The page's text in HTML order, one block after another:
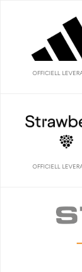
OFFICIELL
OFFICIELL